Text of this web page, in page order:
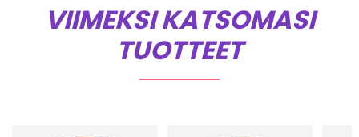
VIIMEKSI KATSOMASI
TUOTTEET